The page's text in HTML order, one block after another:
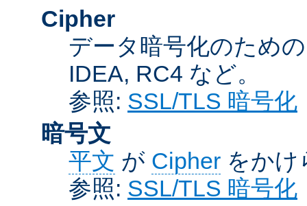
Cipher
データ暗号化のため
IDEA, RC4 など。
参照: SSL/TLS 暗号化
暗号文
平文 が Cipher をかけ
参照: SSL/TLS 暗号化